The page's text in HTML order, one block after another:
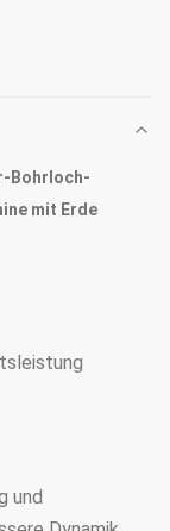
Bohrloch-
mit Erde
und